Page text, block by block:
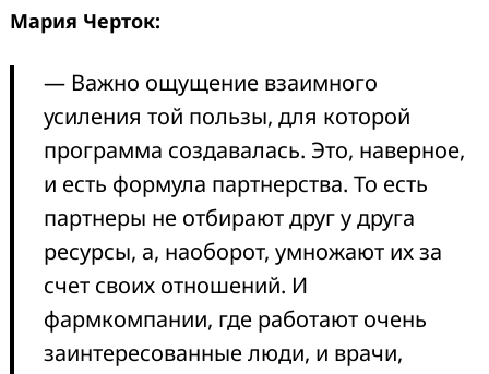
Мария Черток:
— Важно ощущение взаимного
усиления той пользы, для которой
программа создавалась. Это, наверное,
и есть формула партнерства. То есть
партнеры не отбирают друг у друга
ресурсы, а, наоборот, умножают их за
счет своих отношений. И
фармкомпании, где работают очень
заинтересованные люди, и врачи,